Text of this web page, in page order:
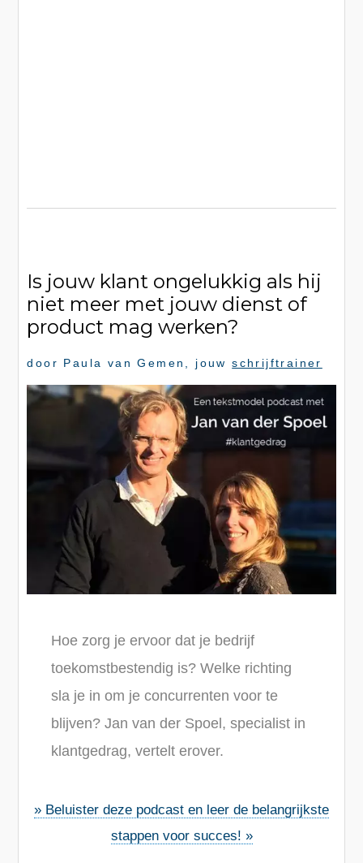
Is jouw klant ongelukkig als hij
niet meer met jouw dienst of
product mag werken?
door Paula van Gemen , jouwschrijftrainer
Hoe zorg je ervoor dat je bedrijf
toekomstbestendig is? Welke richting
sla je in om je concurrenten voor te
blijven?Jan van der Spoel, specialist in
klantgedrag, vertelt erover.
» Beluister deze podcast en leer de belangrijkste
stappen voor succes! »